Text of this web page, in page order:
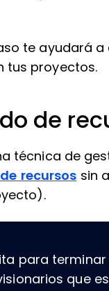
te ayudará
tus proyectos.
de
técnica de
recursos sin
para
que